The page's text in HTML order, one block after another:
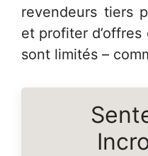
revendeurs tiers
et profiter
sont limités –